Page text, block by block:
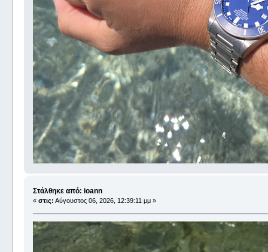
Στάλθηκε από: ioann
« στις: Αύγουστος 06, 2026, 12:39:11 μμ »